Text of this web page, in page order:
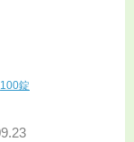
錠